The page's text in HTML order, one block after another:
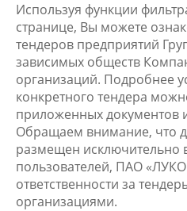
Используя функции
странице, Вы можете
тендеров предприятий
зависимых обществ
организаций. Подробнее
конкретного тендера
приложенных документов
Обращаем внимание, что
размещен исключительно
пользователей, ПАО
ответственности за
организациями.